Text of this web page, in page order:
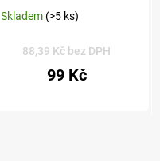
Skladem (>5 ks)
88,39 Kč bez DPH
99 Kč